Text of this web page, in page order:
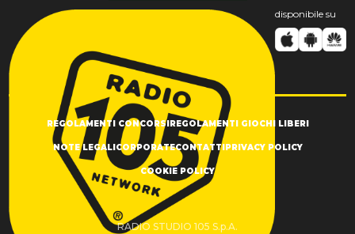
disponibile su
REGOLAMENTI CONCORSI REGOLAMENTI GIOCHI LIBERI
NOTE LEGALI CORPORATECONTATTI PRIVACY POLICY
COOKIE POLICY
RADIO STUDIO 105 S.p.A.